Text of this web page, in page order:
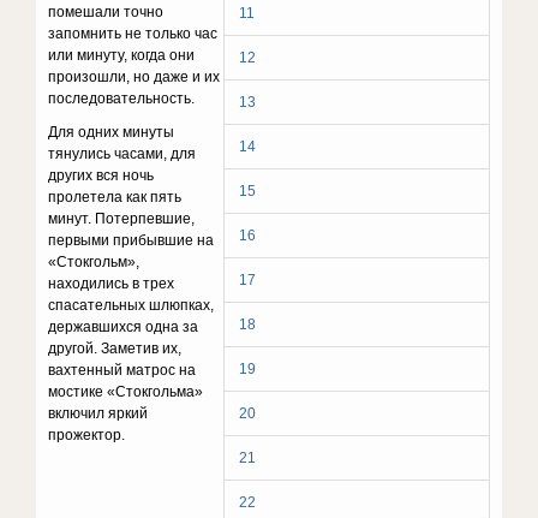
11
12
13
14
15
16
17
18
19
20
21
22
помешали точно
запомнить не только час
или минуту, когда они
произошли, но даже и их
последовательность.
Для одних минуты
тянулись часами, для
других вся ночь
пролетела как пять
минут. Потерпевшие,
первыми прибывшие на
«Стокгольм»,
находились в трех
спасательных шлюпках,
державшихся одна за
другой. Заметив их,
вахтенный матрос на
мостике «Стокгольма»
включил яркий
прожектор.